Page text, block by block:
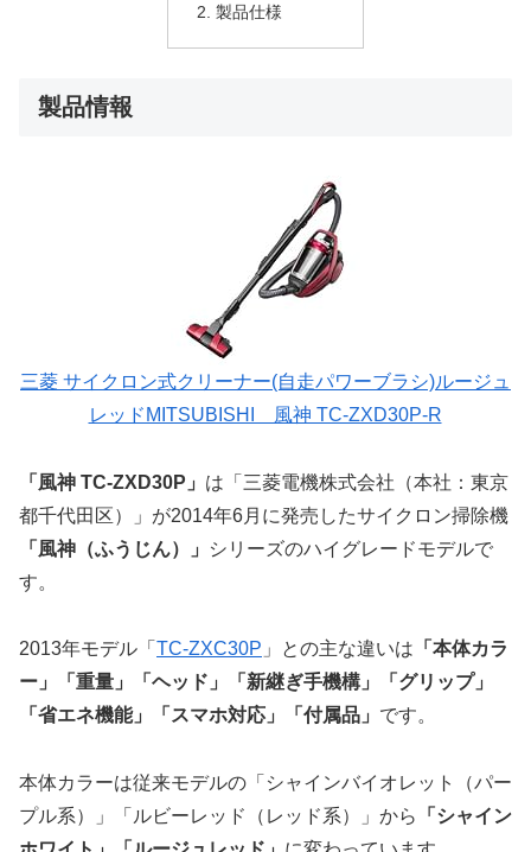
製品仕様
製品情報
三菱 サイクロン式クリーナー(自走パワーブラシ)ルージュ
レッドMITSUBISHI 風神 TC-ZXD30P-R
「風神 TC-ZXD30P」 は「三菱電機株式会社（本社：東京
都千代田区）」が2014年6月に発売したサイクロン掃除機
「風神（ふうじん）」
シリーズのハイグレードモデルで
す。
2013年モデル「 TC-ZXC30P 」との主な違いは 「本体カラ
ー」「重量」「ヘッド」「新継ぎ手機構」「グリップ」
「省エネ機能」「スマホ対応」「付属品」 です。
本体カラーは従来モデルの「シャインバイオレット（パー
プル系）」「ルビーレッド（レッド系）」から
「シャイン